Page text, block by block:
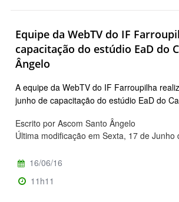
Equipe da WebTV do IF
capacitação do estúdio EaD do
Ângelo
A equipe da WebTV do IF Farroupilha
junho de capacitação do estúdio EaD do
Escrito por Ascom Santo Ângelo
Última modificação em Sexta, 17 de Junho
16/06/16
11h11